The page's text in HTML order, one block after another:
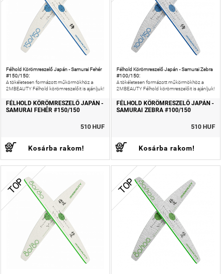
Félhold Körömreszelő Japán - Samurai Fehér
#150/150:
A tökéletesen formázott műkörmökhöz a
2MBEAUTY Félhold körömreszelőit is ajánljuk!
FÉLHOLD KÖRÖMRESZELŐ JAPÁN -
SAMURAI FEHÉR #150/150
510 HUF
Kosárba rakom!
Félhold Körömreszelő Japán - Samurai Zebra
#100/150:
A tökéletesen formázott műkörmökhöz a
2MBEAUTY Félhold körömreszelőit is ajánljuk!
FÉLHOLD KÖRÖMRESZELŐ JAPÁN -
SAMURAI ZEBRA #100/150
510 HUF
Kosárba rakom!
TOP TOP